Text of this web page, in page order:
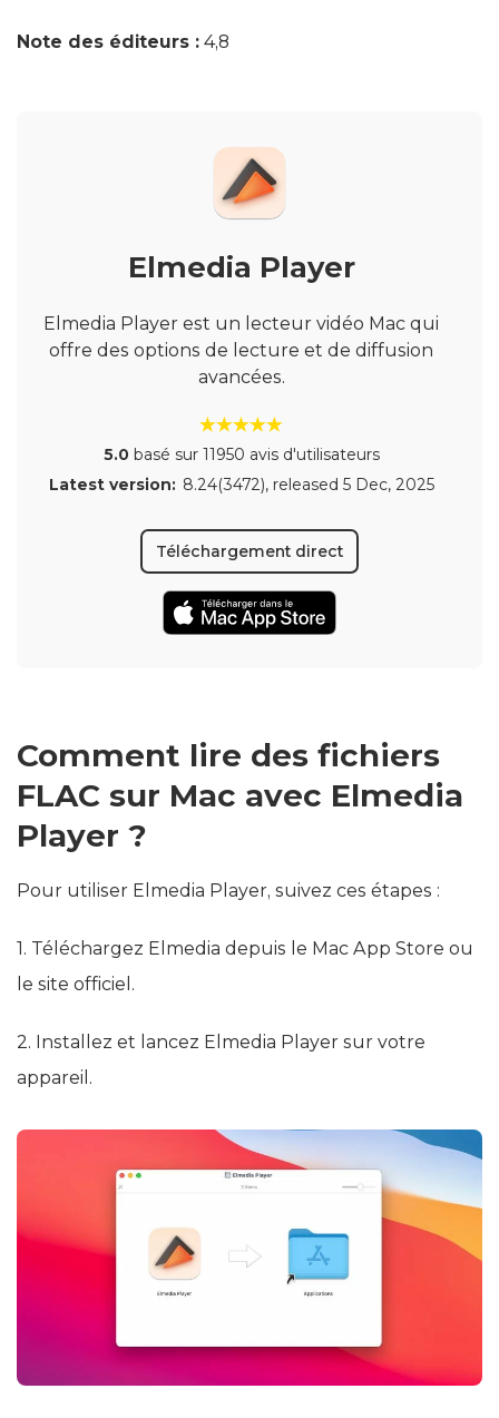
Note des éditeurs : 4,8
Elmedia Player
Elmedia Player est un lecteur vidéo Mac qui
offre des options de lecture et de diffusion
avancées.
5.0 basé sur 11950 avis d'utilisateurs
Latest version: 8.24(3472), released 5 Dec, 2025
Téléchargement direct
Comment lire des fichiers
FLAC sur Mac avec Elmedia
Player ?
Pour utiliser Elmedia Player, suivez ces étapes :
1. Téléchargez Elmedia depuis le Mac App Store ou
le site officiel.
2. Installez et lancez Elmedia Player sur votre
appareil.